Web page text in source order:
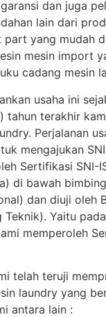
dan juga
lain dari
part yang mudah
mesin import
cadang mesin
usaha ini
tahun terakhir
Perjalanan
mengajukan
Sertifikasi SNI-
di bawah
dan diuji oleh
Teknik). Yaitu
memperoleh
telah teruji
laundry yang
antara lain :